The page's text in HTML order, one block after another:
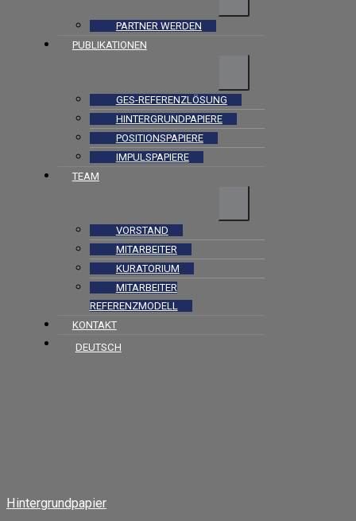
PARTNER WERDEN
PUBLIKATIONEN
GES-REFERENZLÖSUNG
HINTERGRUNDPAPIERE
POSITIONSPAPIERE
IMPULSPAPIERE
TEAM
VORSTAND
MITARBEITER
KURATORIUM
MITARBEITER
REFERENZMODELL
KONTAKT
DEUTSCH
Hintergrundpapier